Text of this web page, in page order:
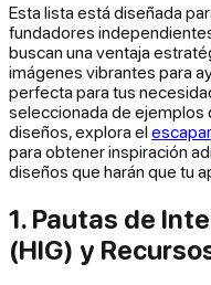
Esta lista está diseñada
fundadores
buscan una ventaja
imágenes vibrantes para
perfecta para tus
seleccionada de ejemplos
diseños, explora el
para obtener inspiración
diseños que harán que tu
1. Pautas de
(HIG) y